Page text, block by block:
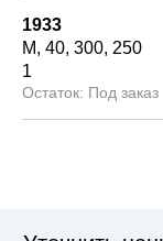
1933
М 40 300 250
1
Под заказ